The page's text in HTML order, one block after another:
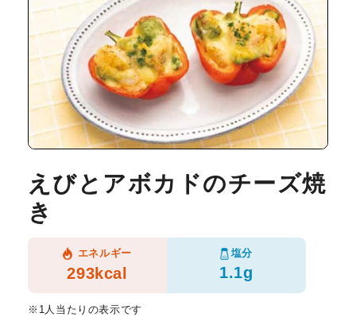
えびとアボカドのチーズ焼
き
エネルギー
293kcal
塩分
1.1g
※1人当たりの表示です